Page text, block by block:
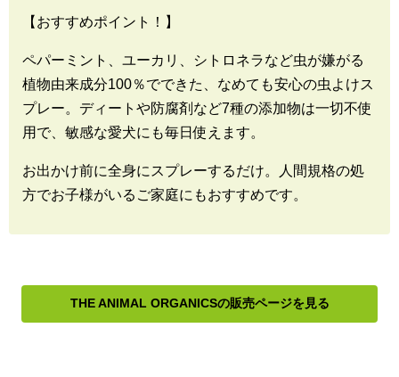
【おすすめポイント！】
ペパーミント、ユーカリ、シトロネラなど虫が嫌がる
植物由来成分100％でできた、なめても安心の虫よけス
プレー。ディートや防腐剤など7種の添加物は一切不使
用で、敏感な愛犬にも毎日使えます。
お出かけ前に全身にスプレーするだけ。人間規格の処
方でお子様がいるご家庭にもおすすめです。
THE ANIMAL ORGANICSの販売ページを見る